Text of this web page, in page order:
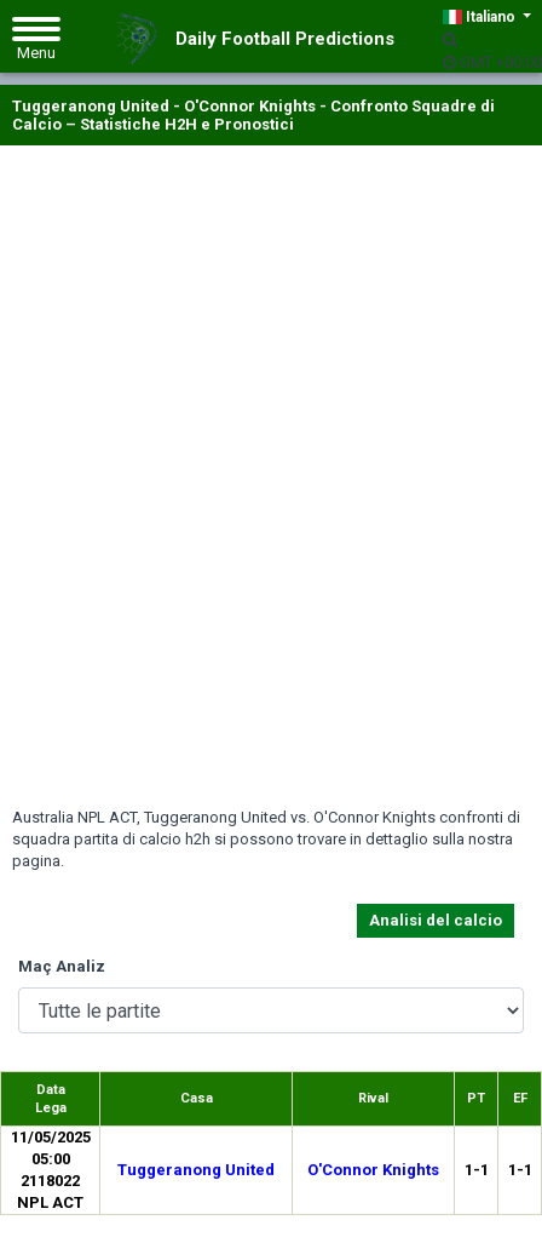
Italiano
GMT +00:00
Daily Football Predictions
Tuggeranong United - O'Connor Knights - Confronto Squadre di
Calcio – Statistiche H2H e Pronostici
Australia NPL ACT, Tuggeranong United vs. O'Connor Knights confronti di
squadra partita di calcio h2h si possono trovare in dettaglio sulla nostra
pagina.
Analisi del calcio
Maç Analiz
Data
Lega
Casa Rival PT EF
11/05/2025
05:00
2118022
NPL ACT
Tuggeranong United O'Connor Knights 1-1 1-1